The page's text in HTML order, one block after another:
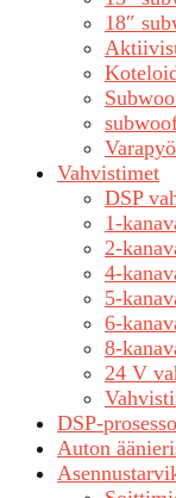
18″
Vahvistimet
DSP
1-
2-
4-
5-
6-
8-
24 V
DSP-
Auton